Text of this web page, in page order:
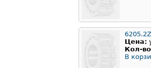
6205.2Z
Цена:
Кол-
В